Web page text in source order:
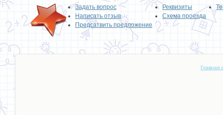
Задать вопрос
Написать отзыв
Предсатвить предложение
Реквизиты
Схема проезда
Главная